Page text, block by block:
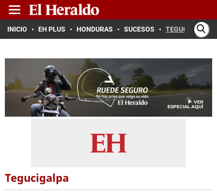
INICIO EH PLUS HONDURAS SUCESOS TEGUCIGALPA
Tegucigalpa